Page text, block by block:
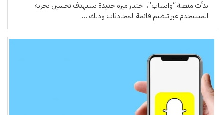
بدأت منصة “واتساب”، اختبار ميزة جديدة تستهدف تحسين تجربة
المستخدم عبر تنظيم قائمة المحادثات وذلك …